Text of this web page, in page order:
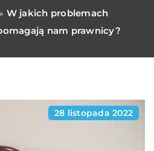
W jakich problemach
nam prawnicy?
28 listopada 2022